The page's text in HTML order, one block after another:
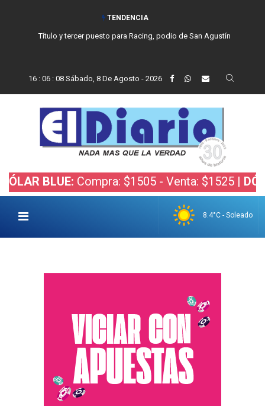
TENDENCIA
Título y tercer puesto para Racing, podio de San Agustín
16 : 06 : 09 Sábado, 8 De Agosto - 2026
BLUE: Compra: $1505 - Venta: $1525 |DÓLAR
8.4°C - Soleado